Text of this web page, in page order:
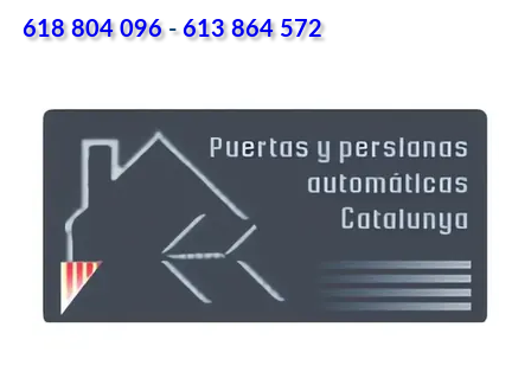
618 804 096-613 864 572